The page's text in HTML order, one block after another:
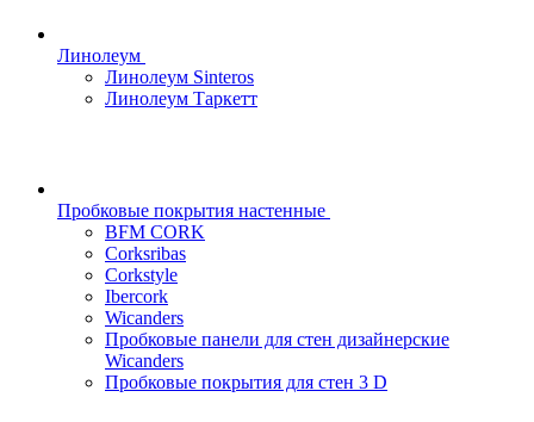
Линолеум
Линолеум Sinteros
Линолеум Таркетт
Пробковые покрытия настенные
BFM CORK
Corksribas
Corkstyle
Ibercork
Wicanders
Пробковые панели для стен дизайнерские
Wicanders
Пробковые покрытия для стен 3 D